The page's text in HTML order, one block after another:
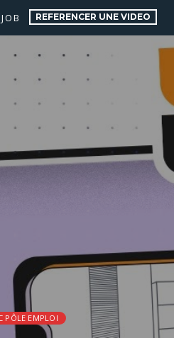
REFERENCER UNE VIDEO
PÔLE EMPLOI